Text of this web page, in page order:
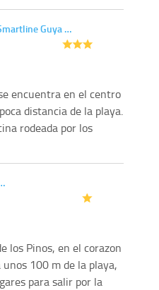
Guya …
encuentra en el centro
distancia de la playa.
rodeada por los
los Pinos, en el corazon
100 m de la playa,
para salir por la